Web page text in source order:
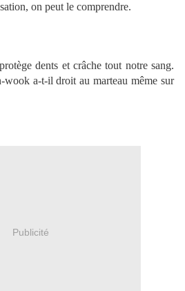
on peut le comprendre.
dents et crâche tout notre sang.
a-t-il droit au marteau même sur
Publicité